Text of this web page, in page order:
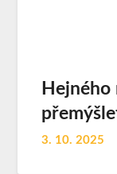
Hejného
3. 10. 2025